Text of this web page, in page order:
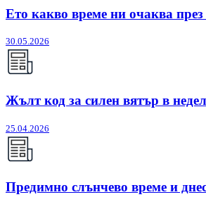
Ето какво време ни очаква
30.05.2026
Жълт код за силен вятър в
25.04.2026
Предимно слънчево време и